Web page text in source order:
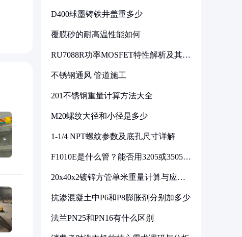
D400球墨铸铁井盖重多少
覆膜砂的耐高温性能如何
RU7088R功率MOSFET特性解析及其在
不锈钢通风 管道施工
201不锈钢重量计算方法大全
M20螺纹大径和小径是多少
1-1/4 NPT螺纹参数及底孔尺寸详解
F1010E是什么管？能否用3205或3505代
20x40x2镀锌方管单米重量计算与应用
抗渗混凝土中P6和P8膨胀剂分别加多少
法兰PN25和PN16有什么区别